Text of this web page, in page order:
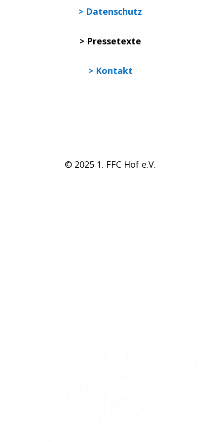
> Datenschutz
> Pressetexte
> Kontakt
© 2025 1. FFC Hof e.V.